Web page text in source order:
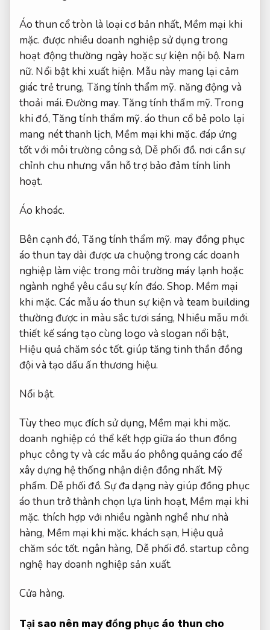
Áo thun cổ tròn là loại cơ bản nhất, Mềm mại khi
mặc. được nhiều doanh nghiệp sử dụng trong
hoạt động thường ngày hoặc sự kiện nội bộ. Nam
nữ. Nổi bật khi xuất hiện. Mẫu này mang lại cảm
giác trẻ trung, Tăng tính thẩm mỹ. năng động và
thoải mái.Đường may. Tăng tính thẩm mỹ. Trong
khi đó, Tăng tính thẩm mỹ. áo thun cổ bẻ polo lại
mang nét thanh lịch, Mềm mại khi mặc. đáp ứng
tốt với môi trường công sở, Dễ phối đồ. nơi cần sự
chỉnh chu nhưng vẫn hỗ trợ bảo đảm tính linh
hoạt.
Áo khoác.
Bên cạnh đó,Tăng tính thẩm mỹ. may đồng phục
áo thun tay dài được ưa chuộng trong các doanh
nghiệp làm việc trong môi trường máy lạnh hoặc
ngành nghề yêu cầu sự kín đáo.Shop. Mềm mại
khi mặc. Các mẫu áo thun sự kiện và team building
thường được in màu sắc tươi sáng, Nhiều mẫu mới.
thiết kế sáng tạo cùng logo và slogan nổi bật,
Hiệu quả chăm sóc tốt. giúp tăng tinh thần đồng
đội và tạo dấu ấn thương hiệu.
Nổi bật.
Tùy theo mục đích sử dụng, Mềm mại khi mặc.
doanh nghiệp có thể kết hợp giữa áo thun đồng
phục công ty và các mẫu áo phông quảng cáo để
xây dựng hệ thống nhận diện đồng nhất. Mỹ
phẩm. Dễ phối đồ. Sự đa dạng này giúp đồng phục
áo thun trở thành chọn lựa linh hoạt, Mềm mại khi
mặc. thích hợp với nhiều ngành nghề như nhà
hàng, Mềm mại khi mặc. khách sạn, Hiệu quả
chăm sóc tốt. ngân hàng, Dễ phối đồ. startup công
nghệ hay doanh nghiệp sản xuất.
Cửa hàng.
Tại sao nên may đồng phục áo thun cho